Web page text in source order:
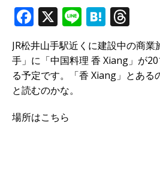
F
a
c
e
b
o
o
X Li
n
e
H
at
e
n
h
r
e
JR松井山手駅近くに建設中の商
手」に「中国料理 香 Xiang」が
る予定です。「香 Xiang」とある
と読むのかな。
場所はこちら